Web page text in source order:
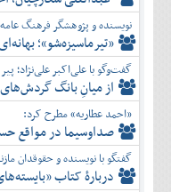
بهمن
اسفند
آذر
دی
بهمن
اسفند
نویسنده و پژوهشگر فرهنگ
«تیرماسیزه‌شو»؛
گفت‌وگو با علی‌اکبر علی‌نژاد؛
از میانِ بانگ
«احمد عطاریه» مطرح کرد:
صداوسیما در مواقع
گفتگو با نویسنده و حقوقدان
دربارۀ کتاب